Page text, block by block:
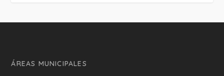
ÁREAS MUNICIPALES